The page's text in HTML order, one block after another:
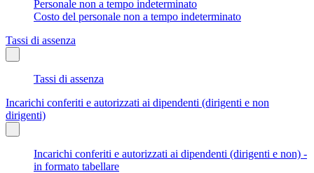
Personale non a tempo indeterminato
Costo del personale non a tempo indeterminato
Tassi di assenza
Tassi di assenza
Incarichi conferiti e autorizzati ai dipendenti (dirigenti e non
dirigenti)
Incarichi conferiti e autorizzati ai dipendenti (dirigenti e non) -
in formato tabellare